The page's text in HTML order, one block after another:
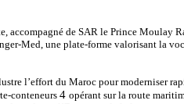
accompagné de SAR le Prince
Med, une plate-forme valorisant la
l’effort du Maroc pour moderniser
conteneurs 4 opérant sur la route